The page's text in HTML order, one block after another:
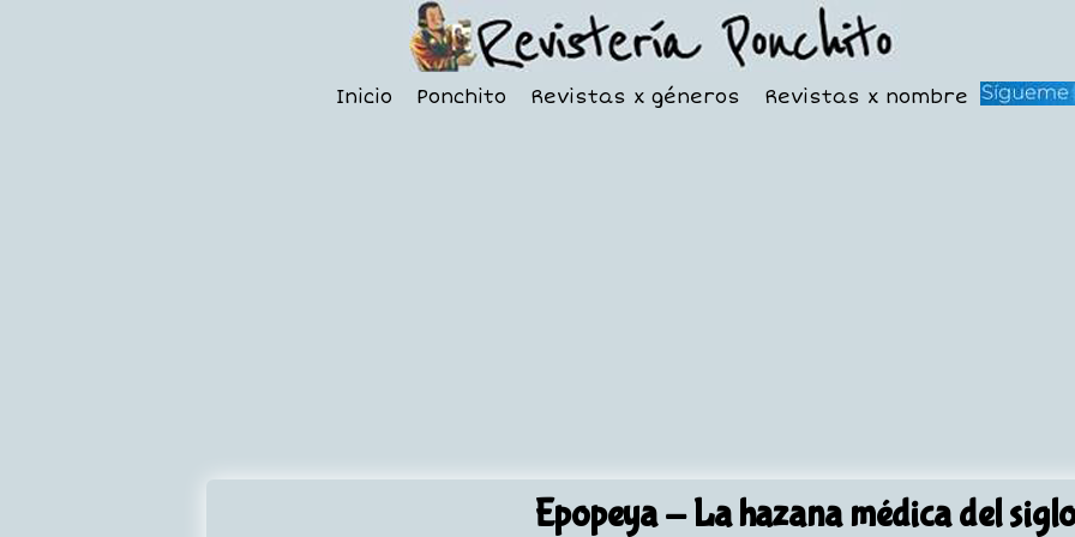
Inicio Ponchito Revistas x géneros Revistas x nombre
Epopeya- La hazana médica del